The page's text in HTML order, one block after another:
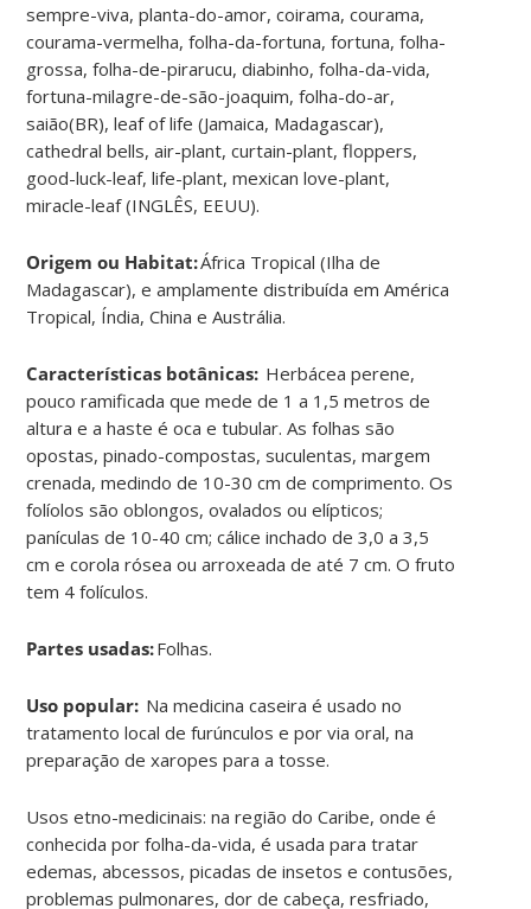
sempre-viva, planta-do-amor, coirama, courama,
courama-vermelha, folha-da-fortuna, fortuna, folha-
grossa, folha-de-pirarucu, diabinho, folha-da-vida,
fortuna-milagre-de-são-joaquim, folha-do-ar,
saião(BR), leaf of life (Jamaica, Madagascar),
cathedral bells, air-plant, curtain-plant, floppers,
good-luck-leaf, life-plant, mexican love-plant,
miracle-leaf (INGLÊS, EEUU).
Origem ou Habitat:África Tropical (Ilha de
Madagascar), e amplamente distribuída em América
Tropical, Índia, China e Austrália.
Características botânicas: Herbácea perene,
pouco ramificada que mede de 1 a 1,5 metros de
altura e a haste é oca e tubular. As folhas são
opostas, pinado-compostas, suculentas, margem
crenada, medindo de 10-30 cm de comprimento. Os
folíolos são oblongos, ovalados ou elípticos;
panículas de 10-40 cm; cálice inchado de 3,0 a 3,5
cm e corola rósea ou arroxeada de até 7 cm. O fruto
tem 4 folículos.
Partes usadas:Folhas.
Uso popular: Na medicina caseira é usado no
tratamento local de furúnculos e por via oral, na
preparação de xaropes para a tosse.
Usos etno-medicinais: na região do Caribe, onde é
conhecida por folha-da-vida, é usada para tratar
edemas, abcessos, picadas de insetos e contusões,
problemas pulmonares, dor de cabeça, resfriado,